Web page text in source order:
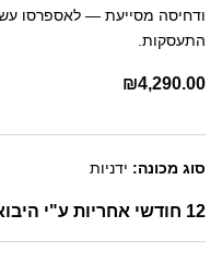
ודחיסה מסייעת — לאספרסו
התעסקות.
₪4,290.00
סוג מכונה: ידניות
12 חודשי אחריות ע"י היבואן